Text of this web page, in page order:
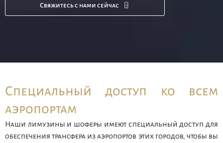
Свяжитесь с нами сейчас
Специальный доступ ко всем
аэропортам
Наши лимузины и шоферы имеют специальный доступ для
обеспечения трансфера из аэропортов этих городов, чтобы вы